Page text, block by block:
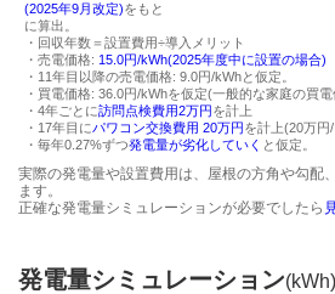
(2025年9月改定)をもと
に算出。
・回収年数＝設置費用÷導入メリット
・売電価格: 15.0円/kWh(2025年度中に設置の場合)
・11年目以降の売電価格: 9.0円/kWhと仮定。
・買電価格: 36.0円/kWhを仮定(一般的な家庭の買電
・4年ごとに訪問点検費用2万円を計上
・17年目にパワコン交換費用 20万円を計上(20万円
・毎年0.27%ずつ発電量が劣化していく と仮定。
実際の発電量や設置費用は、屋根の方角や勾配
ます。
正確な発電量シミュレーションが必要でしたら
発電量シミュレーション(kWh)